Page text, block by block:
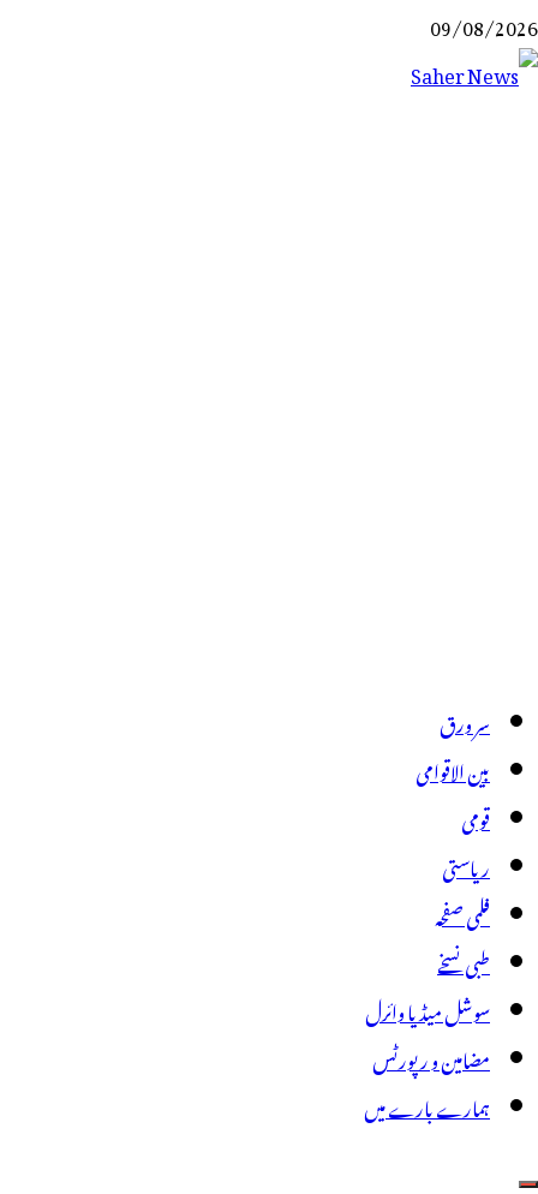
Skip
to
09/08/2026
سر ورق
بین الاقوامی
قومی
ریاستی
فلمی صفحہ
طبی نسخے
سوشل میڈیا وائرل
مضامین و رپورٹس
ہمارے بارے میں